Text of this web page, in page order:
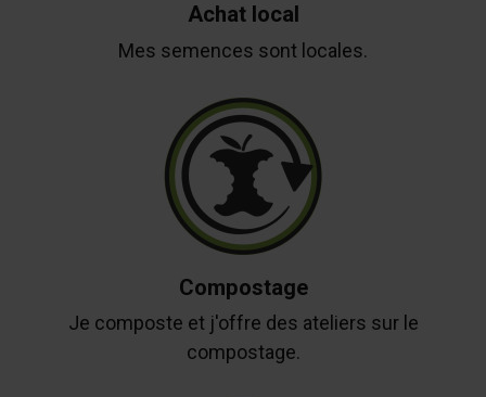
Achat local
Mes semences sont locales.
Compostage
Je composte et j'offre des ateliers sur le
compostage.